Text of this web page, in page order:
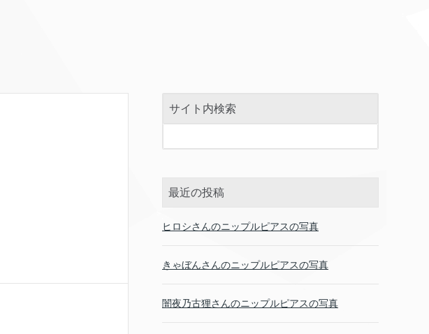
サイト内検索
最近の投稿
ヒロシさんのニップルピアスの写真
きゃぼんさんのニップルピアスの写真
闇夜乃古狸さんのニップルピアスの写真